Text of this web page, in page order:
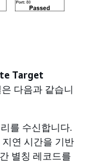
Target
다음과 같습니
를 수신합니다.
연 시간을 기반
별칭 레코드를